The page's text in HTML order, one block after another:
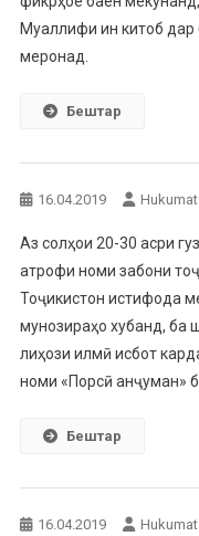
Муаллифи ин китоб
меронад.
Бештар
16.04.2019 Hukumat
Аз солҳои 20-30 асри
атрофи номи забони
Тоҷикистон истифода
мунозираҳо хубанд, ба
лиҳози илмӣ исбот
номи «Порсӣ анҷуман»
Бештар
16.04.2019 Hukumat